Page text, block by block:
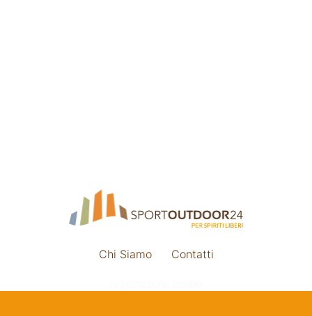
Chi Siamo Contatti